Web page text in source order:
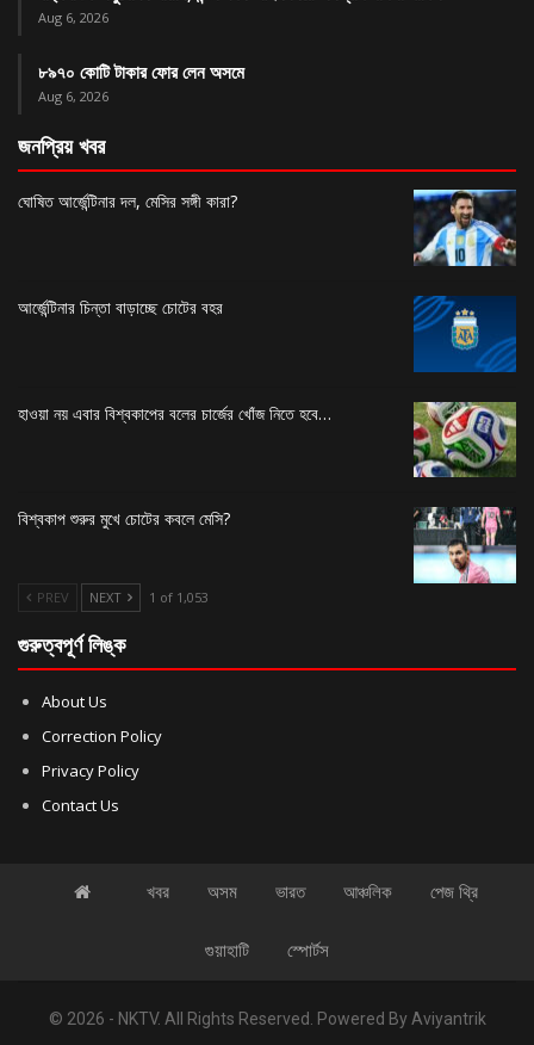
Aug 6, 2026
৮৯৭০ কোটি টাকার ফোর লেন অসমে
Aug 6, 2026
জনপ্রিয় খবর
ঘোষিত আর্জেন্টিনার দল, মেসির সঙ্গী কারা?
আর্জেন্টিনার চিন্তা বাড়াচ্ছে চোটের বহর
হাওয়া নয় এবার বিশ্বকাপের বলের চার্জের খোঁজ নিতে হবে…
বিশ্বকাপ শুরুর মুখে চোটের কবলে মেসি?
PREV NEXT 1 of 1,053
গুরুত্বপূর্ণ লিঙ্ক
About Us
Correction Policy
Privacy Policy
Contact Us
খবর অসম ভারত আঞ্চলিক পেজ থ্রি
গুয়াহাটি স্পোর্টস
© 2026 - NKTV. All Rights Reserved. Powered By Aviyantrik